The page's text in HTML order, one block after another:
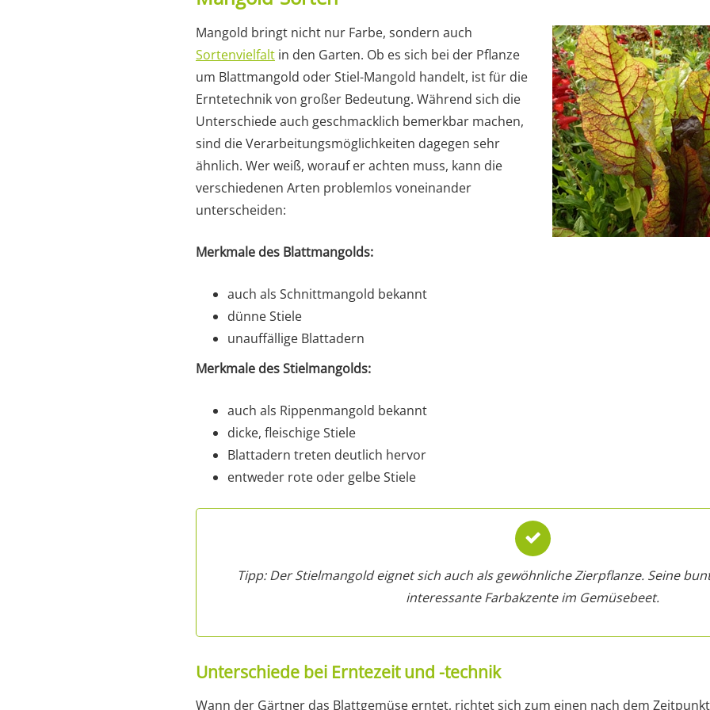
Mangold bringt nicht nur Farbe, sondern auch
Sortenvielfalt in den Garten. Ob es sich bei der Pflanze
um Blattmangold oder Stiel-Mangold handelt, ist für die
Erntetechnik von großer Bedeutung. Während sich die
Unterschiede auch geschmacklich bemerkbar machen,
sind die Verarbeitungsmöglichkeiten dagegen sehr
ähnlich. Wer weiß, worauf er achten muss, kann die
verschiedenen Arten problemlos voneinander
unterscheiden:
Merkmale des Blattmangolds:
auch als Schnittmangold bekannt
dünne Stiele
unauffällige Blattadern
Merkmale des Stielmangolds:
auch als Rippenmangold bekannt
dicke, fleischige Stiele
Blattadern treten deutlich hervor
entweder rote oder gelbe Stiele
Tipp: Der Stielmangold eignet sich auch als gewöhnliche Zierpflanze. Seine
interessante Farbakzente im Gemüsebeet.
Unterschiede bei Erntezeit und -technik
Wann der Gärtner das Blattgemüse erntet, richtet sich zum einen nach dem